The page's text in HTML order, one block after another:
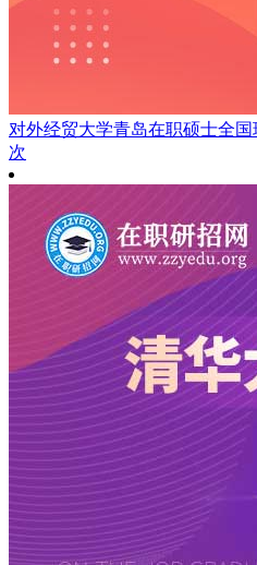
对外经贸大学青岛在职硕士全国
次